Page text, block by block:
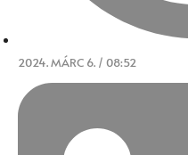
2024. MÁRC 6. / 08:52